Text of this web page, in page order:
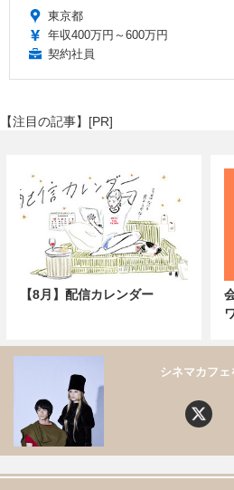
東京都
年収400万円～600万円
契約社員
【注目の記事】[PR]
【8月】配信カレンダー
シネマカフェ